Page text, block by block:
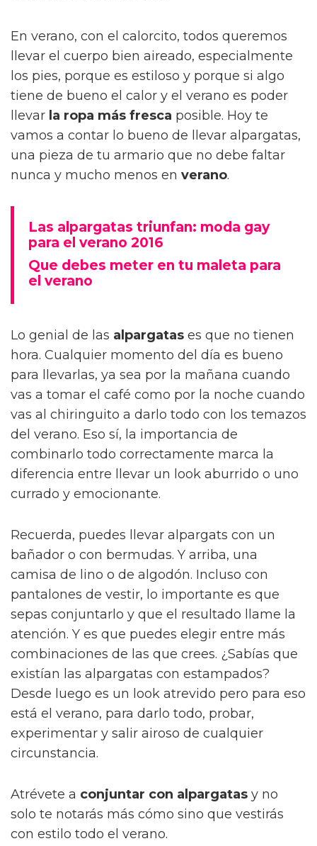
En verano, con el calorcito, todos queremos
llevar el cuerpo bien aireado, especialmente
los pies, porque es estiloso y porque si algo
tiene de bueno el calor y el verano es poder
llevar la ropa más fresca posible. Hoy te
vamos a contar lo bueno de llevar alpargatas,
una pieza de tu armario que no debe faltar
nunca y mucho menos en verano.
Las alpargatas triunfan: moda gay
para el verano 2016
Que debes meter en tu maleta para
el verano
Lo genial de las alpargatas es que no tienen
hora. Cualquier momento del día es bueno
para llevarlas, ya sea por la mañana cuando
vas a tomar el café como por la noche cuando
vas al chiringuito a darlo todo con los temazos
del verano. Eso sí, la importancia de
combinarlo todo correctamente marca la
diferencia entre llevar un look aburrido o uno
currado y emocionante.
Recuerda, puedes llevar alpargats con un
bañador o con bermudas. Y arriba, una
camisa de lino o de algodón. Incluso con
pantalones de vestir, lo importante es que
sepas conjuntarlo y que el resultado llame la
atención. Y es que puedes elegir entre más
combinaciones de las que crees. ¿Sabías que
existían las alpargatas con estampados?
Desde luego es un look atrevido pero para eso
está el verano, para darlo todo, probar,
experimentar y salir airoso de cualquier
circunstancia.
Atrévete a conjuntar con alpargatas y no
solo te notarás más cómo sino que vestirás
con estilo todo el verano.